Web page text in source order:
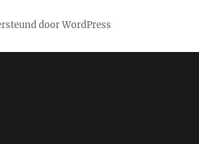
door WordPress